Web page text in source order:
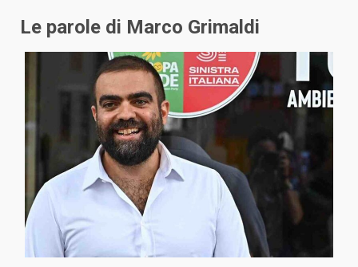
Le parole di Marco Grimaldi